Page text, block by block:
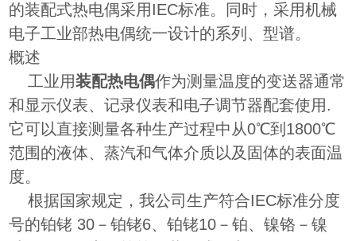
的装配式热电偶采用IEC标准。同时，采用机械
电子工业部热电偶统一设计的系列、型谱。
概述
工业用装配热电偶作为测量温度的变送器通常
和显示仪表、记录仪表和电子调节器配套使用.
它可以直接测量各种生产过程中从0℃到1800℃
范围的液体、蒸汽和气体介质以及固体的表面温
度。
根据国家规定，我公司生产符合IEC标准分度
号的铂铑 30－铂铑6、铂铑10－铂、镍铬－镍